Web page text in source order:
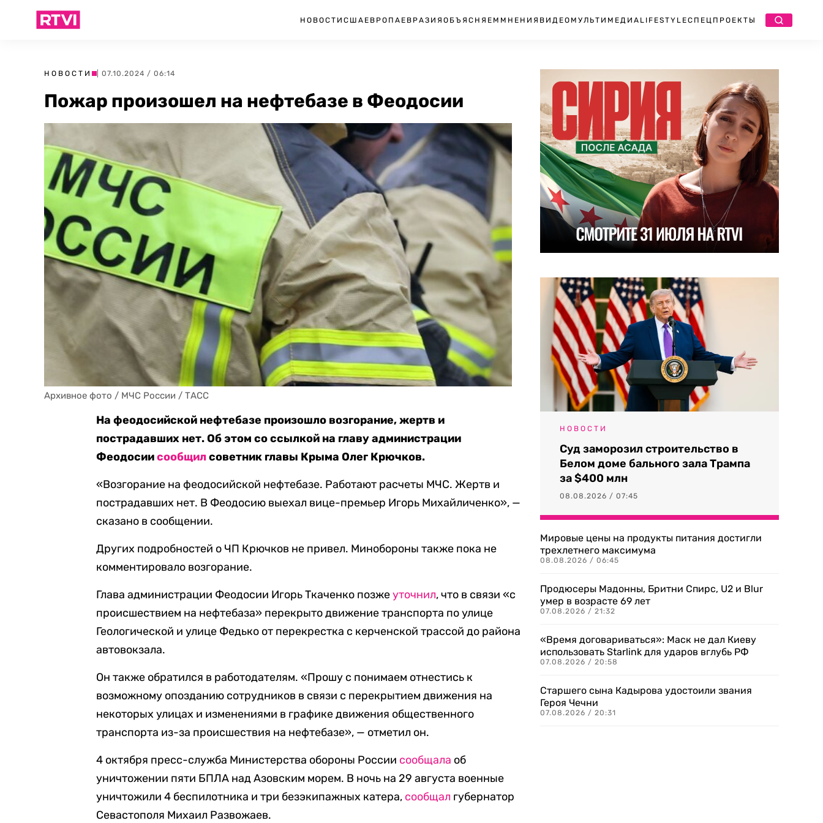
НОВОСТИ США ЕВРОПА ЕВРАЗИЯ ОБЪЯСНЯЕМ МНЕНИЯ ВИДЕО МУЛЬТИМЕДИА LIFESTYLEСПЕЦПРОЕКТЫ
НОВОСТИ | 07.10.2024 / 06:14
Пожар произошел на нефтебазе в Феодосии
Архивное фото / МЧС России / ТАСС
На феодосийской нефтебазе произошло возгорание, жертв и
пострадавших нет. Об этом со ссылкой на главу администрации
Феодосиисообщилсоветник главы Крыма Олег Крючков.
«Возгорание на феодосийской нефтебазе. Работают расчеты МЧС. Жертв и
пострадавших нет. В Феодосию выехал вице-премьер Игорь Михайличенко», —
сказано в сообщении.
Других подробностей о ЧП Крючков не привел. Минобороны также пока не
комментировало возгорание.
Глава администрации Феодосии Игорь Ткаченко позжеуточнил, что в связи «с
происшествием на нефтебаза» перекрыто движение транспорта по улице
Геологической и улице Федько от перекрестка с керченской трассой до района
автовокзала.
Он также обратился в работодателям. «Прошу с понимаем отнестись к
возможному опозданию сотрудников в связи с перекрытием движения на
некоторых улицах и изменениями в графике движения общественного
транспорта из-за происшествия на нефтебазе», — отметил он.
4 октября пресс-служба Министерства обороны России сообщала об
уничтожении пяти БПЛА над Азовским морем. В ночь на 29 августа военные
уничтожили 4 беспилотника и три безэкипажных катера, сообщал губернатор
Севастополя Михаил Развожаев.
НОВОСТИ
Суд заморозил строительство в
Белом доме бального зала Трампа
за $400 млн
08.08.2026 / 07:45
Мировые цены на продукты питания достигли
трехлетнего максимума
08.08.2026 / 06:45
Продюсеры Мадонны, Бритни Спирс, U2 и Blur
умер в возрасте 69 лет
07.08.2026 / 21:32
«Время договариваться»: Маск не дал Киеву
использовать Starlink для ударов вглубь РФ
07.08.2026 / 20:58
Старшего сына Кадырова удостоили звания
Героя Чечни
07.08.2026 / 20:31